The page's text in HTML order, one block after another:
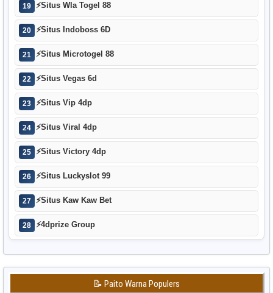
19 ⚡Situs Wla Togel 88
20 ⚡Situs Indoboss 6D
21 ⚡Situs Microtogel 88
22 ⚡Situs Vegas 6d
23 ⚡Situs Vip 4dp
24 ⚡Situs Viral 4dp
25 ⚡Situs Victory 4dp
26 ⚡Situs Luckyslot 99
27 ⚡Situs Kaw Kaw Bet
28 ⚡4dprize Group
📝 Paito Warna Populers